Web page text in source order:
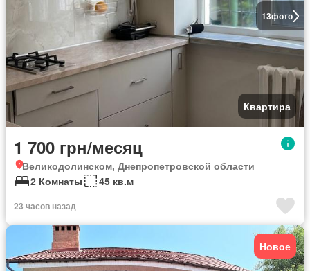
13фото
Квартира
1 700 грн/месяц
Великодолинском, Днепропетровской области
2 Комнаты
45 кв.м
23 часов назад
Новое